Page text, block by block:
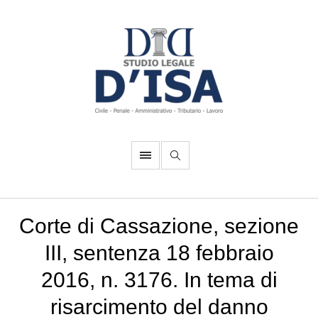
Corte di Cassazione, sezione
III, sentenza 18 febbraio
2016, n. 3176. In tema di
risarcimento del danno